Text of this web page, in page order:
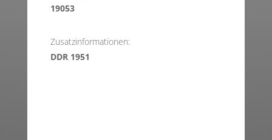
19053
Zusatzinformationen:
DDR 1951